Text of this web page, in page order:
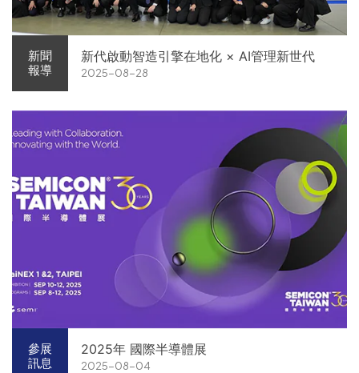
新聞
報導
新代啟動智造引擎在地化 × AI管理新世代
2025-08-28
參展
訊息
2025年 國際半導體展
2025-08-04